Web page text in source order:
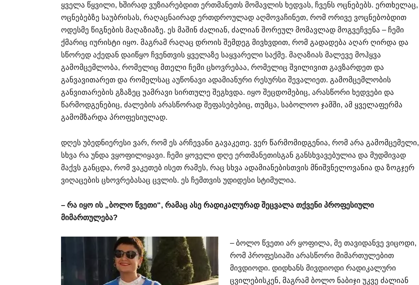
ყველა წყვილი, ხშირად ვუზიარებდით ერთმანეთს მომავლის ხედვას, ჩვენს ოცნებებს. ერთხელაც,
ოცნებებზე საუბრისას, რაღაცნაირად ერთდროულად აღმოვაჩინეთ, რომ ორივე ვოცნებობდით
ოდესმე წიგნების მაღაზიაზე. ეს მაშინ ძალიან, ძალიან შორეულ მომავლად მოგვეჩვენა – ჩემი
ქმარიც იურისტი იყო. მაგრამ რაღაც დროის შემდეგ მივხვდით, რომ გადადება აღარ ღირდა და
სწორედ აქედან დაიწყო ჩვენთვის ყველაზე საყვარელი საქმე. მაღაზიას მალევე მოჰყვა
გამომცემლობა, რომელიც მთელი ჩემი ცხოვრებაა, რომელიც შვილივით გავზარდეთ და
განვავითარეთ და რომელსაც აუწონავი ადამიანური რესურსი შევალიეთ. გამომცემლობის
განვითარების გზაზეც უამრავი სირთულე შეგხვდა. იყო შეცდომებიც, არასწორი ხედვები და
წარმოდგენებიც, ძალების არასწორად შეფასებებიც, თუმცა, საბოლოო ჯამში, ამ ყველაფერმა
გამომზარდა პროფესიულად.
დღეს უბედნიერესი ვარ, რომ ეს არჩევანი გავაკეთე. ვერ წარმომიდგენია, რომ არა გამომცემელი,
სხვა რა უნდა ვყოფილიყავი. ჩემი ყოველი დღე ერთმანეთისგან განსხვავებულია და მუდმივად
მაქვს განცდა, რომ ვაკეთებ ისეთ რამეს, რაც სხვა ადამიანებისთვის მნიშვნელოვანია და ზოგჯერ
ვიღაცების ცხოვრებასაც ცვლის. ეს ჩემთვის უდიდესი სტიმულია.
– რა იყო ის „ბოლო წვეთი“, რამაც ასე რადიკალურად შეცვალა თქვენი პროფესიული
მიმართულება?
– ბოლო წვეთი არ ყოფილა, მე თავიდანვე ვიცოდი,
რომ პროფესიაში არასწორი მიმართულებით
მივდიოდი. დიდხანს მივდიოდი რადიკალური
ცვილებისკენ, მაგრამ ბოლო ნაბიჯი უკვე ძალიან